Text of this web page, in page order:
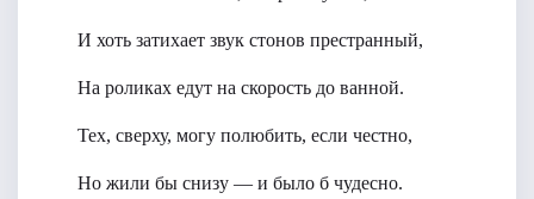
И хоть затихает звук стонов престранный,
На роликах едут на скорость до ванной.
Тех, сверху, могу полюбить, если честно,
Но жили бы снизу — и было б чудесно.